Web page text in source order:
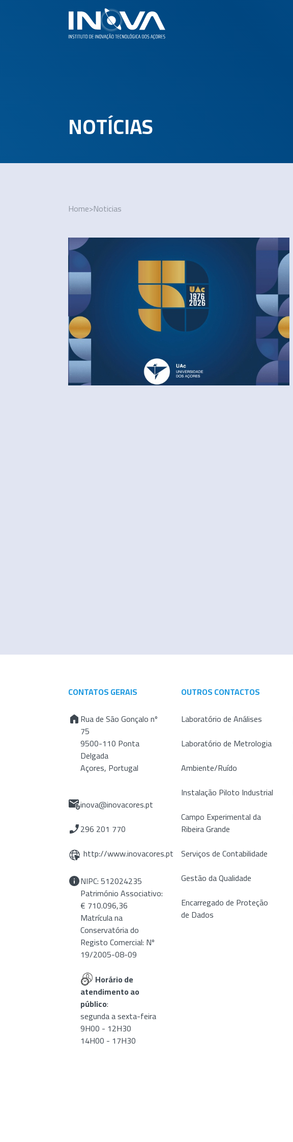
NOTÍCIAS
Home>Noticias
CONTATOS GERAIS
Rua de São Gonçalo nº
75
9500-110 Ponta
Delgada
Açores, Portugal
inova@inovacores.pt
296 201 770
http://www.inovacores.pt
NIPC: 512024235
Património Associativo:
€ 710.096,36
Matrícula na
Conservatória do
Registo Comercial: Nº
19/2005-08-09
Horário de
atendimento ao
público:
segunda a sexta-feira
9H00 - 12H30
14H00 - 17H30
OUTROS CONTACTOS
Laboratório de Análises
Laboratório de Metrologia
Ambiente/Ruído
Instalação Piloto Industrial
Campo Experimental da
Ribeira Grande
Serviços de Contabilidade
Gestão da Qualidade
Encarregado de Proteção
de Dados